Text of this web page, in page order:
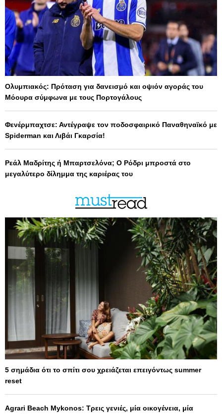
Ολυμπιακός: Πρόταση για δανεισμό και οψιόν αγοράς του
Μόουρα σύμφωνα με τους Πορτογάλους
Φενέρμπαχτσε: Αντέγραψε τον ποδοσφαιρικό Παναθηναϊκό με
Spiderman και Λιβάι Γκαρσία!
Ρεάλ Μαδρίτης ή Μπαρτσελόνα; Ο Ρόδρι μπροστά στο
μεγαλύτερο δίλημμα της καριέρας του
5 σημάδια ότι το σπίτι σου χρειάζεται επειγόντως summer
reset
Agrari Beach Mykonos: Τρεις γενιές, μία οικογένεια, μία